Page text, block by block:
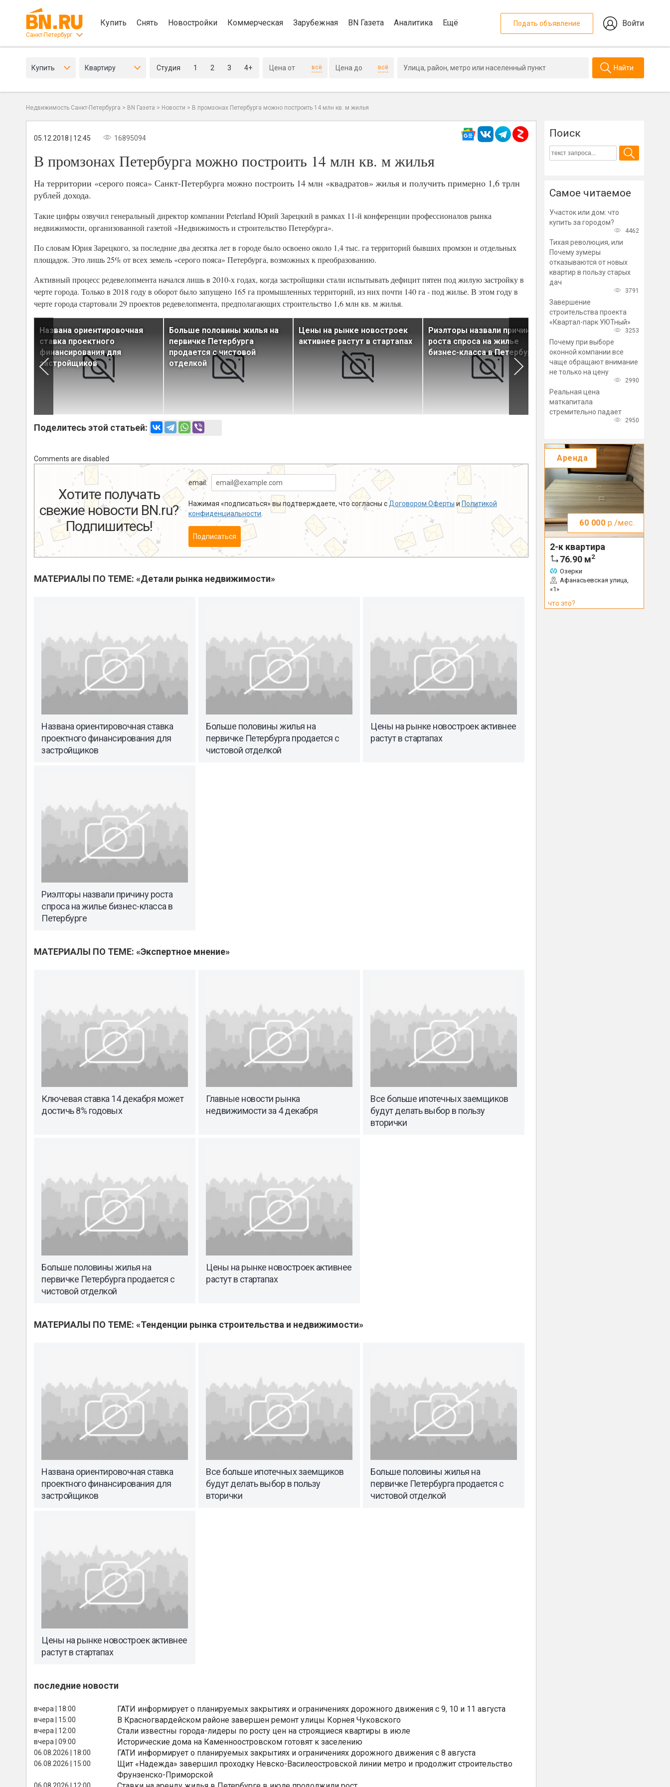
Санкт-Петербург
Купить Снять Новостройки Коммерческая Зарубежная BN Газета Аналитика Ещё Подать объявление Войти
Купить Квартиру Студия 1 2 3 4+ всё всё Найти
Недвижимость Санкт-Петербурга > BN Газета > Новости > В промзонах Петербурга можно построить 14 млн кв. м жилья
05.12.2018 | 12:45 16895094
В промзонах Петербурга можно построить 14 млн кв. м жилья
На территории «серого пояса» Санкт-Петербурга можно построить 14 млн «квадратов» жилья и получить примерно 1,6 трлн
рублей дохода.
Такие цифры озвучил генеральный директор компании Peterland Юрий Зарецкий в рамках 11-й конференции профессионалов рынка
недвижимости, организованной газетой «Недвижимость и строительство Петербурга».
По словам Юрия Зарецкого, за последние два десятка лет в городе было освоено около 1,4 тыс. га территорий бывших промзон и отдельных
площадок. Это лишь 25% от всех земель «серого пояса» Петербурга, возможных к преобразованию.
Активный процесс редевелопмента начался лишь в 2010-х годах, когда застройщики стали испытывать дефицит пятен под жилую застройку в
черте города. Только в 2018 году в оборот было запущено 165 га промышленных территорий, из них почти 140 га - под жилье. В этом году в
черте города стартовали 29 проектов редевелопмента, предполагающих строительство 1,6 млн кв. м жилья.
Названа ориентировочная
ставка проектного
финансирования для
застройщиков
Больше половины жилья на
первичке Петербурга
продается с чистовой
отделкой
Цены на рынке новостроек
активнее растут в стартапах
Риэлторы назвали причину
роста спроса на жилье
бизнес-класса в Петербурге
Ключевая ставка 14
может достичь 8% годовых
Поделитесь этой статьей:
Comments are disabled
Хотите получать
свежие новости BN.ru?
Подпишитесь!
email:
Нажимая «подписаться» вы подтверждаете, что согласны с Договором Оферты и Политикой
конфиденциальности
Подписаться
МАТЕРИАЛЫ ПО ТЕМЕ: «Детали рынка недвижимости»
Названа ориентировочная ставка
проектного финансирования для
застройщиков
Больше половины жилья на
первичке Петербурга продается с
чистовой отделкой
Цены на рынке новостроек активнее
растут в стартапах
Риэлторы назвали причину роста
спроса на жилье бизнес-класса в
Петербурге
МАТЕРИАЛЫ ПО ТЕМЕ: «Экспертное мнение»
Ключевая ставка 14 декабря может
достичь 8% годовых
Главные новости рынка
недвижимости за 4 декабря
Все больше ипотечных заемщиков
будут делать выбор в пользу
вторички
Больше половины жилья на
первичке Петербурга продается с
чистовой отделкой
Цены на рынке новостроек активнее
растут в стартапах
МАТЕРИАЛЫ ПО ТЕМЕ: «Тенденции рынка строительства и недвижимости»
Названа ориентировочная ставка
проектного финансирования для
застройщиков
Все больше ипотечных заемщиков
будут делать выбор в пользу
вторички
Больше половины жилья на
первичке Петербурга продается с
чистовой отделкой
Цены на рынке новостроек активнее
растут в стартапах
последние новости
вчера | 18:00 ГАТИ информирует о планируемых закрытиях и ограничениях дорожного движения с 9, 10 и 11 августа
вчера | 15:00 В Красногвардейском районе завершен ремонт улицы Корнея Чуковского
вчера | 12:00 Стали известны города-лидеры по росту цен на строящиеся квартиры в июле
вчера | 09:00 Исторические дома на Каменноостровском готовят к заселению
06.08.2026 | 18:00 ГАТИ информирует о планируемых закрытиях и ограничениях дорожного движения с 8 августа
06.08.2026 | 15:00
Щит «Надежда» завершил проходку Невско-Василеостровской линии метро и продолжит строительство
Фрунзенско-Приморской
06.08.2026 | 12:00
Поиск
Самое читаемое
Участок или дом: что
купить за городом?
4462
Тихая революция, или
Почему зумеры
отказываются от новых
квартир в пользу старых
дач
3791
Завершение
строительства проекта
«Квартал-парк УЮТный»
3253
Почему при выборе
оконной компании все
чаще обращают внимание
не только на цену
2990
Реальная цена
маткапитала
стремительно падает
2950
Аренда
60 000 р./мес.
2-к квартира
76.90 м2
Озерки
Афанасьевская улица,
«1»
что это?